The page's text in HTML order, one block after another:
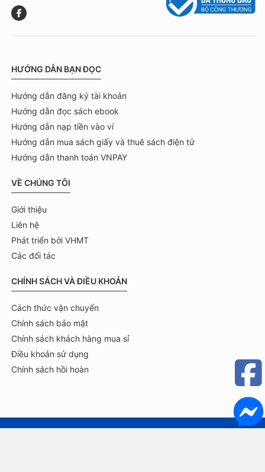
HƯỚNG DẪN BẠN ĐỌC
Hướng dẫn đăng ký tài khoản
Hướng dẫn đọc sách ebook
Hướng dẫn nạp tiền vào ví
Hướng dẫn mua sách giấy và thuê sách điện tử
Hướng dẫn thanh toán VNPAY
VỀ CHÚNG TÔI
Giới thiệu
Liên hệ
Phát triển bởi VHMT
Các đối tác
CHÍNH SÁCH VÀ ĐIỀU KHOẢN
Cách thức vận chuyển
Chính sách bảo mật
Chính sách khách hàng mua sỉ
Điều khoản sử dụng
Chính sách hồi hoàn